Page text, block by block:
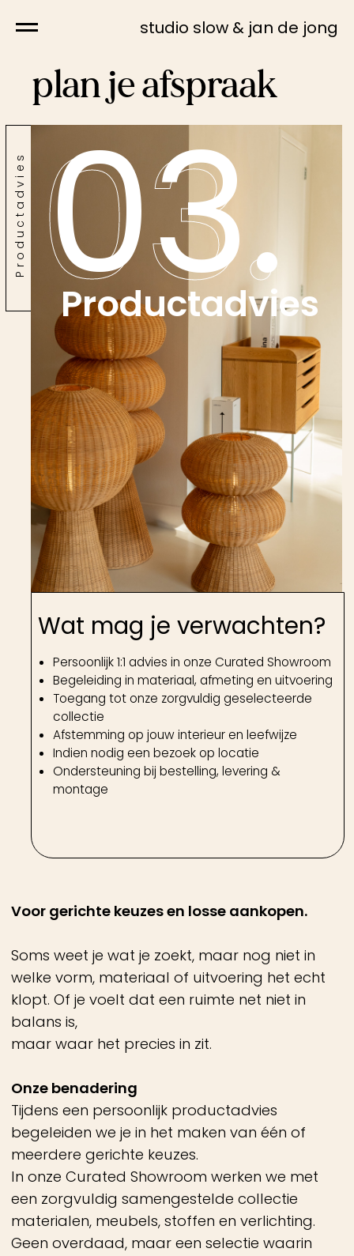
studio slow & jan de jong
Wat mag je verwachten?
Persoonlijk 1:1 advies in onze Curated Showroom
Begeleiding in materiaal, afmeting en uitvoering
Toegang tot onze zorgvuldig geselecteerde
collectie
Afstemming op jouw interieur en leefwijze
Indien nodig een bezoek op locatie
Ondersteuning bij bestelling, levering &
montage
Soms weet je wat je zoekt, maar nog niet in
welke vorm, materiaal of uitvoering het echt
klopt. Of je voelt dat een ruimte net niet in
maar waar het precies in zit.
Onze benadering
Tijdens een persoonlijk productadvies
In onze Curated Showroom werken we met
een zorgvuldig samengestelde collectie
alles klopt.
We kijken niet alleen naar het product zelf,
maar naar hoe het zich verhoudt tot jouw
interieur. Materiaal, maatvoering, gebruik en
licht spelen daarin een rol.
Indien nodig komen we bij je thuis om dit
verder af te stemmen,
zodat wat je kiest ook daadwerkelijk klopt in de
Het resultaat
Een gerichte keuze die rust brengt.
Geen twijfel, maar helderheid.
Productadvies03.
Productadvies
03.
plan je afspraak